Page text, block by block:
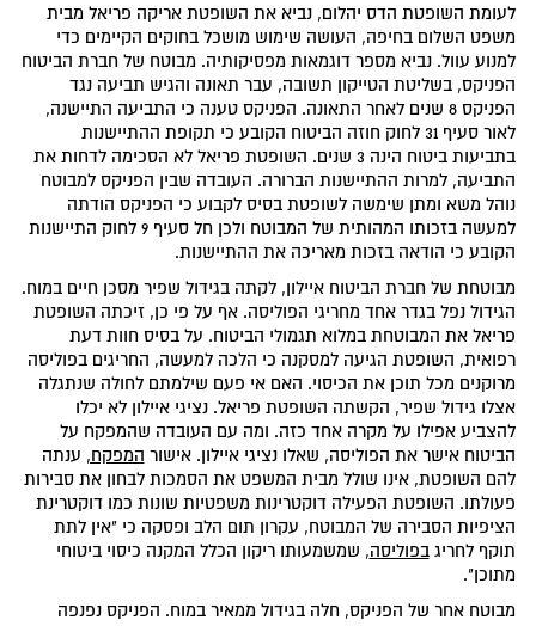
לעומת השופטת הדס יהלום, נביא את השופטת אריקה פריאל מבית
משפט השלום בחיפה, העושה שימוש מושכל בחוקים הקיימים כדי
למנוע עוול. נביא מספר דוגמאות מפסיקותיה. מבוטח של חברת הביטוח
הפניקס, בשליטת הטייקון תשובה, עבר תאונה והגיש תביעה נגד
הפניקס 8 שנים לאחר התאונה. הפניקס טענה כי התביעה התיישנה,
לאור סעיף 31 לחוק חוזה הביטוח הקובע כי תקופת ההתיישנות
בתביעות ביטוח הינה 3 שנים. השופטת פריאל לא הסכימה לדחות את
התביעה, למרות ההתיישנות הברורה. העובדה שבין הפניקס למבוטח
נוהל משא ומתן שימשה לשופטת בסיס לקבוע כי הפניקס הודתה
למעשה בזכותו המהותית של המבוטח ולכן חל סעיף 9 לחוק התיישנות
הקובע כי הודאה בזכות מאריכה את ההתיישנות.
מבוטחת של חברת הביטוח איילון, לקתה בגידול שפיר מסכן חיים במוח.
הגידול נפל בגדר אחד מחריגי הפוליסה. אף על פי כן, זיכתה השופטת
פריאל את המבוטחת במלוא תגמולי הביטוח. על בסיס חוות דעת
רפואית, השופטת הגיעה למסקנה כי הלכה למעשה, החריגים בפוליסה
מרוקנים מכל תוכן את הכיסוי. האם אי פעם שילמתם לחולה שנתגלה
אצלו גידול שפיר, הקשתה השופטת פריאל. נציגי איילון לא יכלו
להצביע אפילו על מקרה אחד כזה. ומה עם העובדה שהמפקח על
הביטוח אישר את הפוליסה, שאלו נציגי איילון. אישור המפקח, ענתה
להם השופטת, אינו שולל מבית המשפט את הסמכות לבחון את סבירות
פעולתו. השופטת הפעילה דוקטרינות משפטיות שונות כמו דוקטרינת
הציפיות הסבירה של המבוטח, עקרון תום הלב ופסקה כי "אין לתת
תוקף לחריגבפוליסה, שמשמעותו ריקון הכלל המקנה כיסוי ביטוחי
מתוכן".
מבוטח אחר של הפניקס, חלה בגידול ממאיר במוח. הפניקס נפנפה